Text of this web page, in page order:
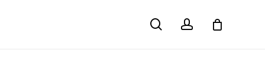
جستجوحساب
کاربری سبد خرید